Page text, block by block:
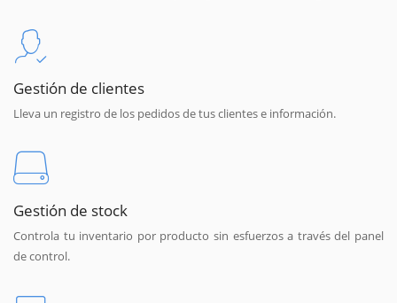
Gestión de clientes
Lleva un registro de los pedidos de tus clientes e información.
Gestión de stock
Controla tu inventario por producto sin esfuerzos a través del panel
de control.